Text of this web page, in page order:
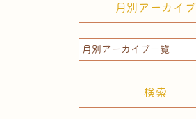
月別アーカイブ
検索